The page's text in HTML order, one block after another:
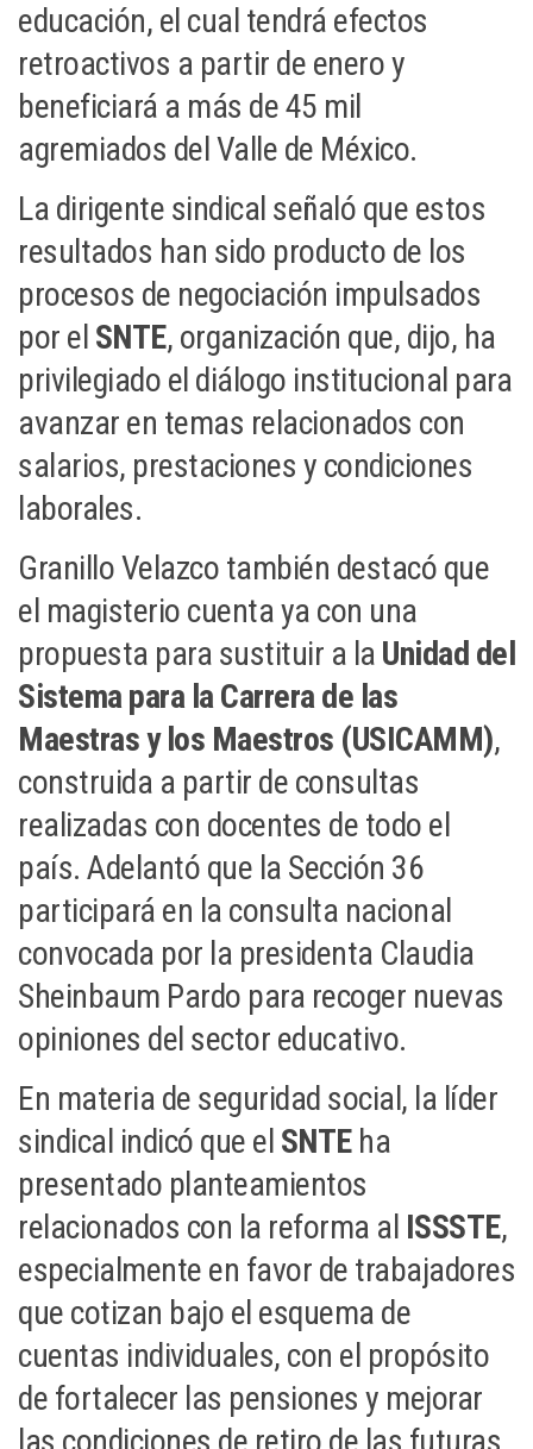
educación, el cual tendrá efectos
retroactivos a partir de enero y
beneficiará a más de 45 mil
agremiados del Valle de México.
La dirigente sindical señaló que estos
resultados han sido producto de los
procesos de negociación impulsados
por el SNTE, organización que, dijo, ha
privilegiado el diálogo institucional para
avanzar en temas relacionados con
salarios, prestaciones y condiciones
laborales.
Granillo Velazco también destacó que
el magisterio cuenta ya con una
propuesta para sustituir a la Unidad del
Sistema para la Carrera de las
Maestras y los Maestros (USICAMM),
construida a partir de consultas
realizadas con docentes de todo el
país. Adelantó que la Sección 36
participará en la consulta nacional
convocada por la presidenta Claudia
Sheinbaum Pardo para recoger nuevas
opiniones del sector educativo.
En materia de seguridad social, la líder
sindical indicó que el SNTEha
presentado planteamientos
relacionados con la reforma al ISSSTE,
especialmente en favor de trabajadores
que cotizan bajo el esquema de
cuentas individuales, con el propósito
de fortalecer las pensiones y mejorar